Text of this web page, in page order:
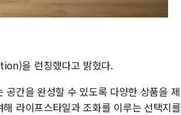
을 런칭했다고 밝혔다.
간을 완성할 수 있도록 다양한 상품을 제
라이프스타일과 조화를 이루는 선택지를